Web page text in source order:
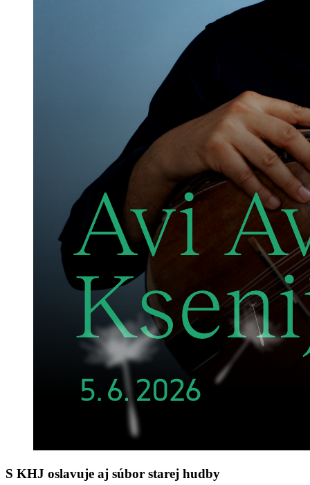
S KHJ oslavuje aj súbor starej hudby